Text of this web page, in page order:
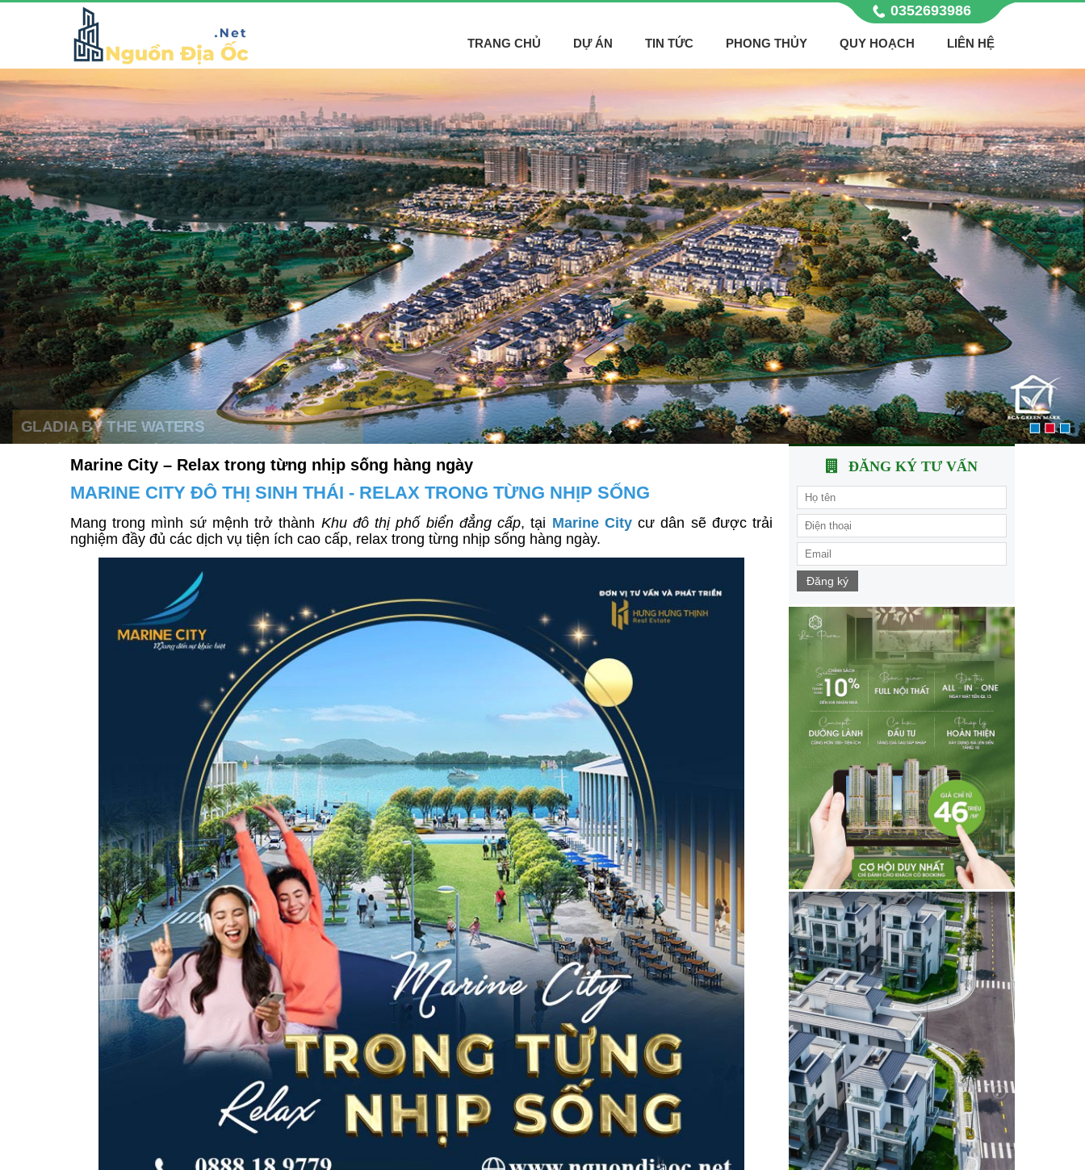
0352693986
TRANG CHỦ DỰ ÁN TIN TỨC PHONG THỦY QUY HOẠCH LIÊN HỆ
GLADIA BY THE WATERS
Vị trí đắc địa mặt tiền đường Võ Chí Công sầm uất, thuộc
phường Phú Hữu, quận 9, Tp Hồ Chí Minh. Dự án nhà
Khang Điền Gladia với quy mô 11,8 hecta, không chỉ là
không gian sống mà còn là biểu tượng đẳng cấp,
Marine City – Relax trong từng nhịp sống hàng ngày
MARINE CITY ĐÔ THỊ SINH THÁI - RELAX TRONG TỪNG NHỊP SỐNG
Mang trong mình sứ mệnh trở thành Khu đô thị phố biển đẳng cấp, tại Marine Citycư dân sẽ được trải
nghiệm đầy đủ các dịch vụ tiện ích cao cấp, relax trong từng nhịp sống hàng ngày.
ĐĂNG KÝ TƯ VẤN
Đăng ký